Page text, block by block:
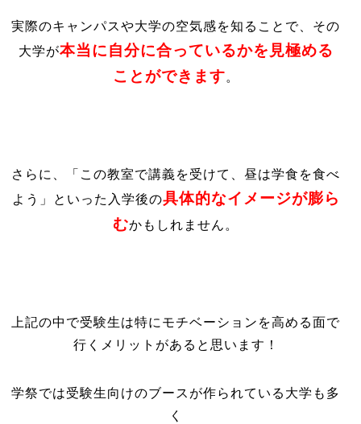
実際のキャンパスや大学の空気感を知ることで、その
大学が本当に自分に合っているかを見極める
ことができます。
さらに、「この教室で講義を受けて、昼は学食を食べ
よう」といった入学後の具体的なイメージが膨ら
むかもしれません。
上記の中で受験生は特にモチベーションを高める面で
行くメリットがあると思います！
学祭では受験生向けのブースが作られている大学も多
く